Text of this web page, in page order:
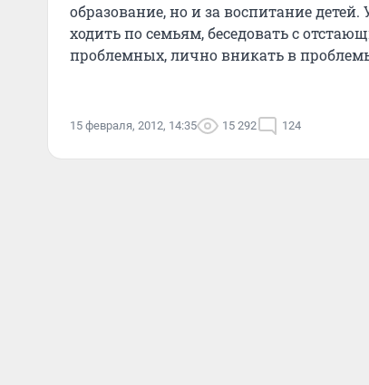
образование, но и за воспитание
ходить по семьям, беседовать с
проблемных, лично вникать в
15 февраля, 2012, 14:35 15 292 124